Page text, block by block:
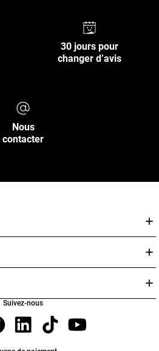
30 jours pour
changer d’avis
Nous
contacter
Suivez-nous